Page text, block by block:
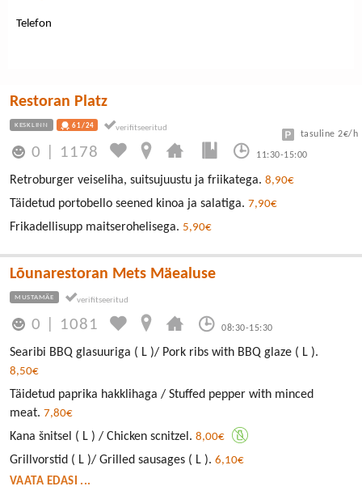
Telefon
Restoran Platz
KESKLINN 61/24
0 1178 11:30-15:00
tasuline 2€/h
Retroburger veiseliha, suitsujuustu ja friikatega. 8,90€
Täidetud portobello seened kinoa ja salatiga. 7,90€
Frikadellisupp maitserohelisega. 5,90€
Lõunarestoran Mets Mäealuse
MUSTAMÄE
0 1081 08:30-15:30
Searibi BBQ glasuuriga ( L )/ Pork ribs with BBQ glaze ( L ).
8,50€
Täidetud paprika hakklihaga / Stuffed pepper with minced
meat. 7,80€
Kana šnitsel ( L ) / Chicken scnitzel. 8,00€
Grillvorstid ( L )/ Grilled sausages ( L ). 6,10€
VAATA EDASI ...